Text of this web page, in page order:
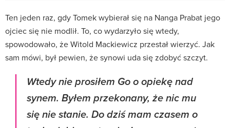
Ten jeden raz, gdy Tomek wybierał się na Nanga Prabat jego
ojciec się nie modlił. To, co wydarzyło się wtedy,
spowodowało, że Witold Mackiewicz przestał wierzyć. Jak
sam mówi, był pewien, że synowi uda się zdobyć szczyt.
Wtedy nie prosiłem Go o opiekę nad
synem. Byłem przekonany, że nic mu
się nie stanie. Do dziś mam czasem o